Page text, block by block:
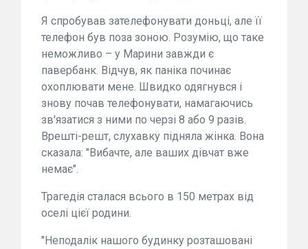
Я спробував зателефонувати доньці, але її
телефон був поза зоною. Розумію, що таке
неможливо – у Марини завжди є
павербанк. Відчув, як паніка починає
охоплювати мене. Швидко одягнувся і
знову почав телефонувати, намагаючись
зв'язатися з ними по черзі 8 або 9 разів.
Врешті-решт, слухавку підняла жінка. Вона
сказала: "Вибачте, але ваших дівчат вже
немає".
Трагедія сталася всього в 150 метрах від
оселі цієї родини.
"Неподалік нашого будинку розташовані